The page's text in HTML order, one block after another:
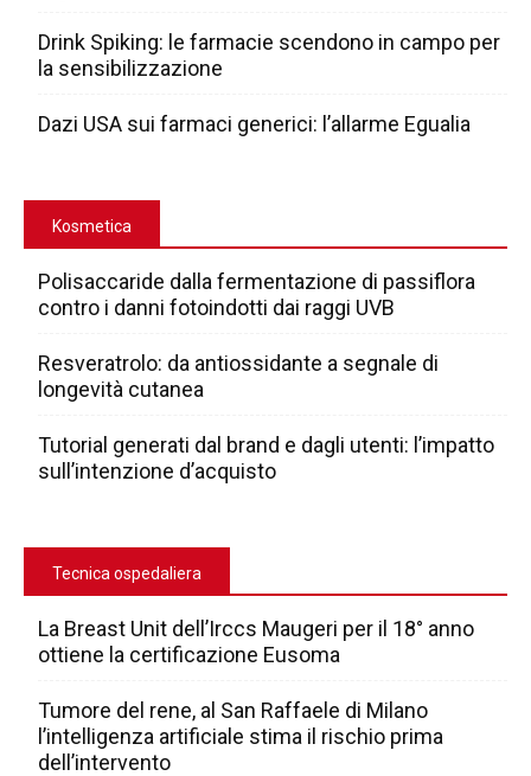
Drink Spiking: le farmacie scendono in campo per
la sensibilizzazione
Dazi USA sui farmaci generici: l’allarme Egualia
Kosmetica
Polisaccaride dalla fermentazione di passiflora
contro i danni fotoindotti dai raggi UVB
Resveratrolo: da antiossidante a segnale di
longevità cutanea
Tutorial generati dal brand e dagli utenti: l’impatto
sull’intenzione d’acquisto
Tecnica ospedaliera
La Breast Unit dell’Irccs Maugeri per il 18° anno
ottiene la certificazione Eusoma
Tumore del rene, al San Raffaele di Milano
l’intelligenza artificiale stima il rischio prima
dell’intervento